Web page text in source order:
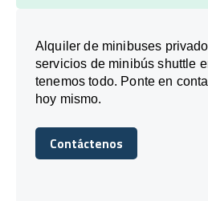
Alquiler de minibuses
servicios de minibús shuttle
tenemos todo. Ponte en
hoy mismo.
Contáctenos
Contáctenos